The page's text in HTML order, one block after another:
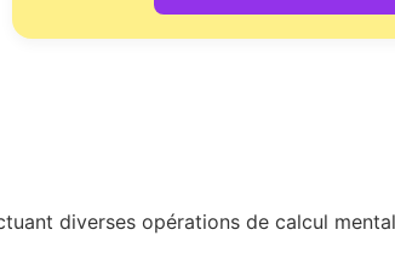
diverses opérations de calcul